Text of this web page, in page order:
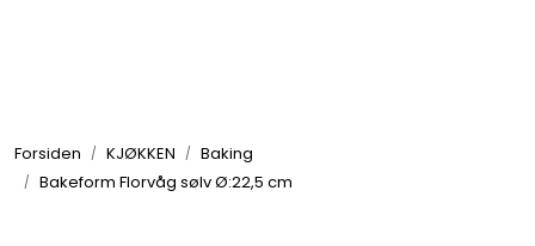
Forsiden KJØKKEN
Baking
Bakeform Florvåg sølv Ø:22,5 cm
UTEMILJØ